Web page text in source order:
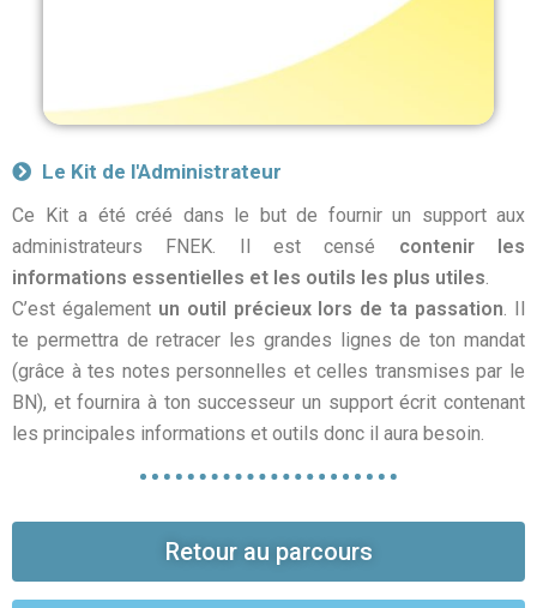
Le Kit de l'Administrateur
Ce Kit a été créé dans le but de fournir un support aux
administrateurs FNEK. Il est censé contenir les
informations essentielles et les outils les plus utiles.
C’est également un outil précieux lors de ta passation. Il
te permettra de retracer les grandes lignes de ton mandat
(grâce à tes notes personnelles et celles transmises par le
BN), et fournira à ton successeur un support écrit contenant
les principales informations et outils donc il aura besoin.
Retour au parcours